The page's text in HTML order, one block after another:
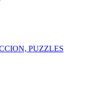
PUZZLES